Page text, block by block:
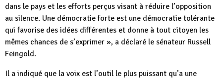
dans le pays et les efforts perçus visant à réduire l’opposition
au silence. Une démocratie forte est une démocratie tolérante
qui favorise des idées différentes et donne à tout citoyen les
mêmes chances de s’exprimer », a déclaré le sénateur Russell
Feingold.
Il a indiqué que la voix est l’outil le plus puissant qu’a une